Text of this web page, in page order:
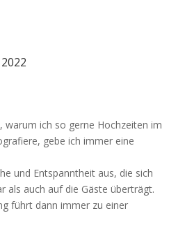
warum ich so gerne Hochzeiten im
gebe ich immer eine
und Entspanntheit aus, die sich
als auch auf die Gäste überträgt.
führt dann immer zu einer